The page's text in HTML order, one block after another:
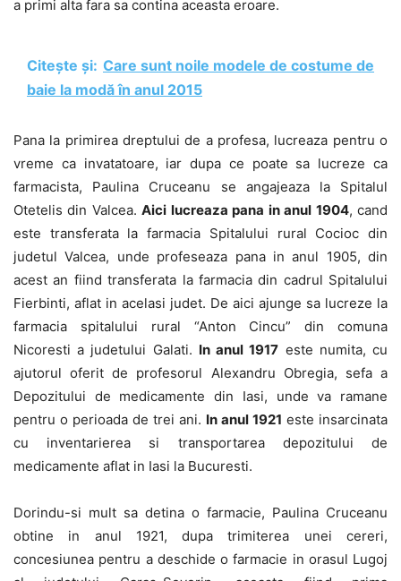
a primi alta fara sa contina aceasta eroare.
Citește și: Care sunt noile modele de costume de
baie la modă în anul 2015
Pana la primirea dreptului de a profesa, lucreaza pentru o
vreme ca invatatoare, iar dupa ce poate sa lucreze ca
farmacista, Paulina Cruceanu se angajeaza la Spitalul
Otetelis din Valcea.Aici lucreaza pana in anul 1904, cand
este transferata la farmacia Spitalului rural Cocioc din
judetul Valcea, unde profeseaza pana in anul 1905, din
acest an fiind transferata la farmacia din cadrul Spitalului
Fierbinti, aflat in acelasi judet. De aici ajunge sa lucreze la
farmacia spitalului rural “Anton Cincu” din comuna
Nicoresti a judetului Galati. In anul 1917 este numita, cu
ajutorul oferit de profesorul Alexandru Obregia, sefa a
Depozitului de medicamente din Iasi, unde va ramane
pentru o perioada de trei ani. In anul 1921 este insarcinata
cu inventarierea si transportarea depozitului de
medicamente aflat in Iasi la Bucuresti.
Dorindu-si mult sa detina o farmacie, Paulina Cruceanu
obtine in anul 1921, dupa trimiterea unei cereri,
concesiunea pentru a deschide o farmacie in orasul Lugoj